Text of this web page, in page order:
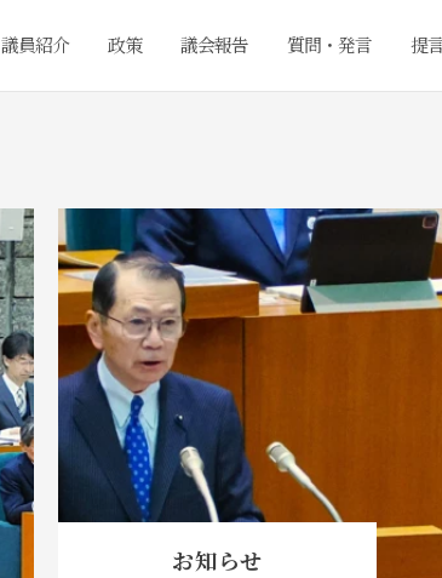
議員紹介 政策 議会報告 質問・発言 提
お知らせ